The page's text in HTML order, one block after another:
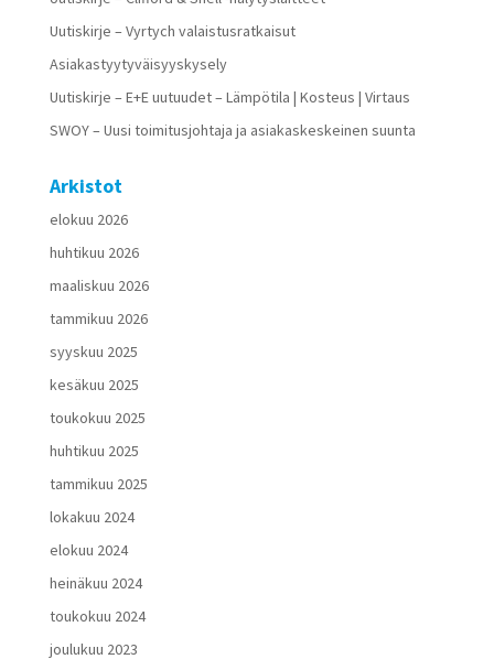
Uutiskirje – Vyrtych valaistusratkaisut
Asiakastyytyväisyyskysely
Uutiskirje – E+E uutuudet – Lämpötila | Kosteus | Virtaus
SWOY – Uusi toimitusjohtaja ja asiakaskeskeinen suunta
Arkistot
elokuu 2026
huhtikuu 2026
maaliskuu 2026
tammikuu 2026
syyskuu 2025
kesäkuu 2025
toukokuu 2025
huhtikuu 2025
tammikuu 2025
lokakuu 2024
elokuu 2024
heinäkuu 2024
toukokuu 2024
joulukuu 2023